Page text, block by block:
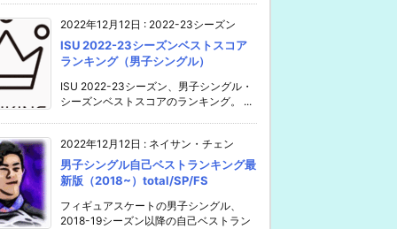
2022年12月12日 : 2022-23シーズン
ISU 2022-23シーズンベストスコア
ランキング（男子シングル）
ISU 2022-23シーズン、男子シングル・
シーズンベストスコアのランキング。 ...
2022年12月12日 : ネイサン・チェン
男子シングル自己ベストランキング最
新版（2018~）total/SP/FS
フィギュアスケートの男子シングル、
2018-19シーズン以降の自己ベストラン